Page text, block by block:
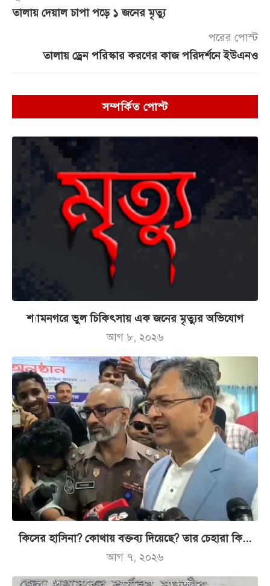
তালায় দেয়াল চাপা পড়ে ১ জনের মৃত্যু
পরের পোস্ট
তালায় ড্রেন পরিস্কার করণের কাজ পরিদর্শনে ইউএনও
সম্পর্কিত পোস্ট
শ্যামনগরে ভুল চিকিৎসায় এক জনের মৃত্যুর অভিযোগ
আগ ৮, ২০২৬
কিসের হাসিনা? কোথায় বক্তব্য দিয়েছে? তার চেহারা কি...
আগ ৭, ২০২৬